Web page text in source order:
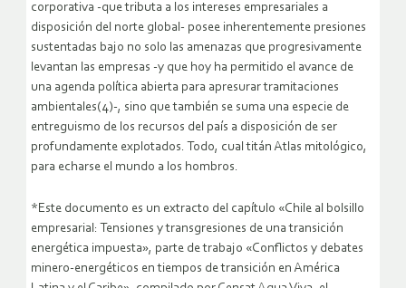
corporativa -que tributa a los intereses empresariales a
disposición del norte global- posee inherentemente presiones
sustentadas bajo no solo las amenazas que progresivamente
levantan las empresas -y que hoy ha permitido el avance de
una agenda política abierta para apresurar tramitaciones
ambientales(4)-, sino que también se suma una especie de
entreguismo de los recursos del país a disposición de ser
profundamente explotados. Todo, cual titán Atlas mitológico,
para echarse el mundo a los hombros.
*Este documento es un extracto del capítulo «Chile al bolsillo
empresarial: Tensiones y transgresiones de una transición
energética impuesta», parte de trabajo «Conflictos y debates
minero-energéticos en tiempos de transición en América